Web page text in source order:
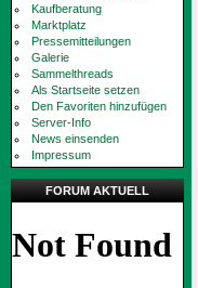
Kaufberatung
Marktplatz
Pressemitteilungen
Galerie
Sammelthreads
Als Startseite setzen
Den Favoriten hinzufügen
Server-Info
News einsenden
Impressum
FORUM AKTUELL